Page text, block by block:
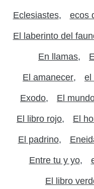
Eclesiastes ecos
El laberinto del
En llamas
El amanecer el
Exodo El
El libro rojo El
El padrino
Entre tu y yo
El libro